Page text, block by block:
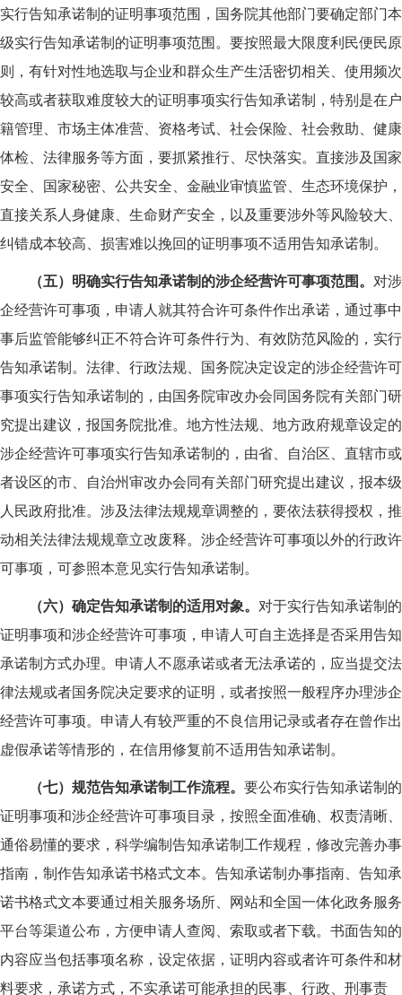
实行告知承诺制的证明事项范围，国务院其他部门要确定部门本
级实行告知承诺制的证明事项范围。要按照最大限度利民便民原
则，有针对性地选取与企业和群众生产生活密切相关、使用频次
较高或者获取难度较大的证明事项实行告知承诺制，特别是在户
籍管理、市场主体准营、资格考试、社会保险、社会救助、健康
体检、法律服务等方面，要抓紧推行、尽快落实。直接涉及国家
安全、国家秘密、公共安全、金融业审慎监管、生态环境保护，
直接关系人身健康、生命财产安全，以及重要涉外等风险较大、
纠错成本较高、损害难以挽回的证明事项不适用告知承诺制。
（五）明确实行告知承诺制的涉企经营许可事项范围。 对涉
企经营许可事项，申请人就其符合许可条件作出承诺，通过事中
事后监管能够纠正不符合许可条件行为、有效防范风险的，实行
告知承诺制。法律、行政法规、国务院决定设定的涉企经营许可
事项实行告知承诺制的，由国务院审改办会同国务院有关部门研
究提出建议，报国务院批准。地方性法规、地方政府规章设定的
涉企经营许可事项实行告知承诺制的，由省、自治区、直辖市或
者设区的市、自治州审改办会同有关部门研究提出建议，报本级
人民政府批准。涉及法律法规规章调整的，要依法获得授权，推
动相关法律法规规章立改废释。涉企经营许可事项以外的行政许
可事项，可参照本意见实行告知承诺制。
（六）确定告知承诺制的适用对象。 对于实行告知承诺制的
证明事项和涉企经营许可事项，申请人可自主选择是否采用告知
承诺制方式办理。申请人不愿承诺或者无法承诺的，应当提交法
律法规或者国务院决定要求的证明，或者按照一般程序办理涉企
经营许可事项。申请人有较严重的不良信用记录或者存在曾作出
虚假承诺等情形的，在信用修复前不适用告知承诺制。
（七）规范告知承诺制工作流程。 要公布实行告知承诺制的
证明事项和涉企经营许可事项目录，按照全面准确、权责清晰、
通俗易懂的要求，科学编制告知承诺制工作规程，修改完善办事
指南，制作告知承诺书格式文本。告知承诺制办事指南、告知承
诺书格式文本要通过相关服务场所、网站和全国一体化政务服务
平台等渠道公布，方便申请人查阅、索取或者下载。书面告知的
内容应当包括事项名称，设定依据，证明内容或者许可条件和材
料要求，承诺方式，不实承诺可能承担的民事、行政、刑事责